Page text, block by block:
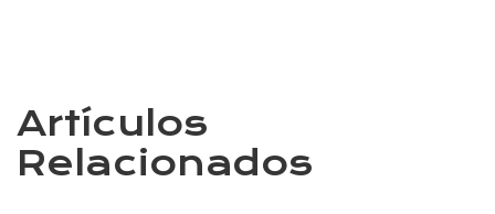
Artículos
Relacionados